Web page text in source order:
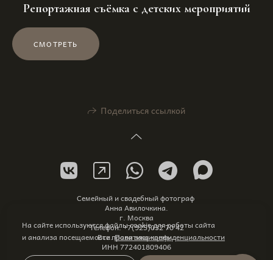
Репортажная съёмка с детских мероприятий
СМОТРЕТЬ
Поделиться ссылкой
Семейный и свадебный фотограф
Анна Авилочкина.
г. Москва
Телефон: +7(925)032 70 42
Все права защищены.
ИНН 772401809406
На сайте используются файлы cookie для работы сайта
и анализа посещаемости.Политика конфиденциальности